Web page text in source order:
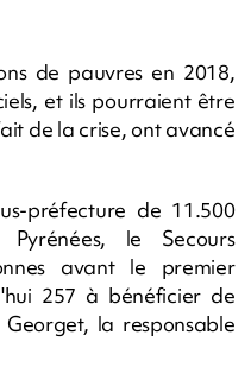
de pauvres en 2018,
et ils pourraient être
de la crise, ont avancé
préfecture de 11.500
le Secours
avant le premier
257 à bénéficier de
la responsable